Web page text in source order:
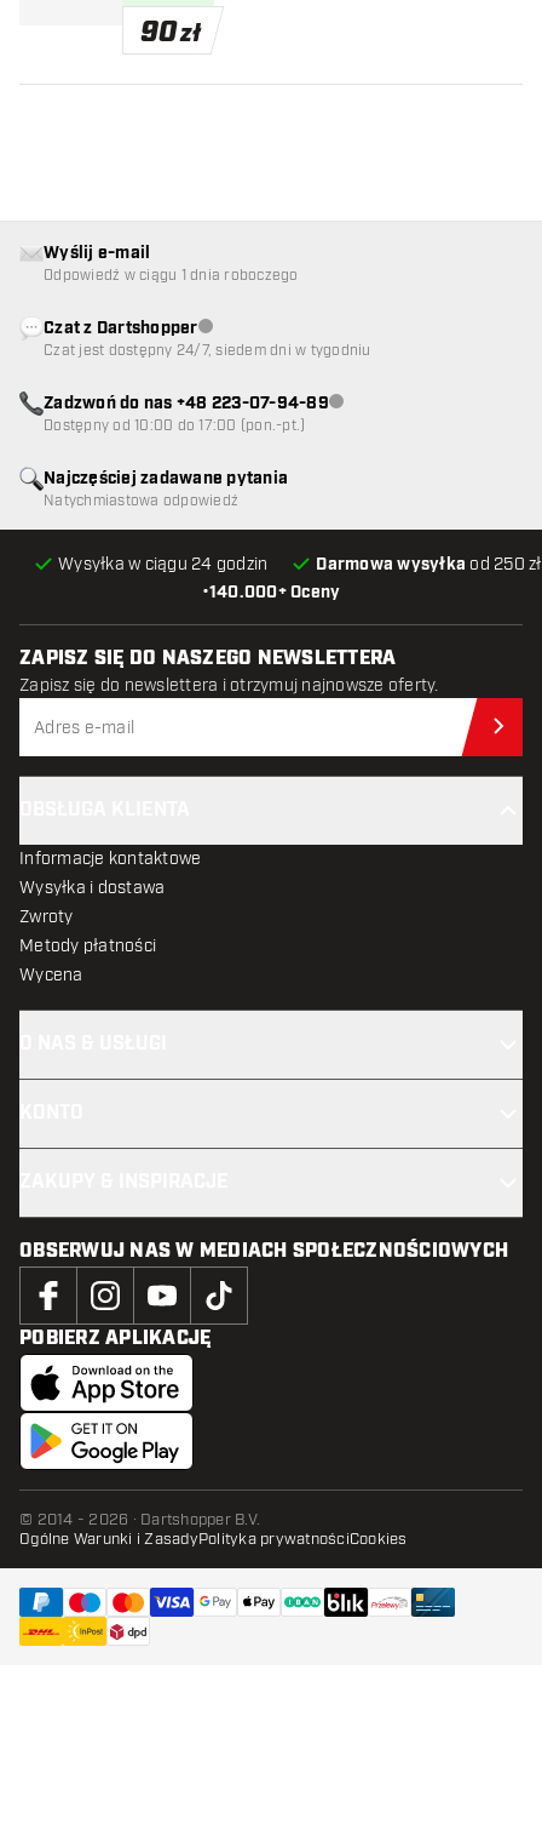
90zł
•140.000+ Oceny
Wysyłka w ciągu 24 godzin Darmowa wysyłka od 250
Najczęściej zadawane pytania
Natychmiastowa odpowiedź
Wyślij e-mail
Odpowiedź w ciągu 1 dnia roboczego
Czat z DartshopperObsługa klienta niedostępna
Czat jest dostępny 24/7, siedem dni w tygodniu
Zadzwoń do nas +48 223-07-94-89Obsługa klienta niedostępna
Dostępny od 10:00 do 17:00 (pon.-pt.)
ZAPISZ SIĘ DO NASZEGO NEWSLETTERA
Zapisz się do newslettera i otrzymuj najnowsze oferty.
Informacje kontaktowe
Wysyłka i dostawa
Zwroty
Metody płatności
Wycena
OBSERWUJ NAS W MEDIACH SPOŁECZNOŚCIOWYCH
POBIERZ APLIKACJĘ
© 2014 - 2026 · Dartshopper B.V.
Ogólne Warunki i ZasadyPolityka prywatnościCookies